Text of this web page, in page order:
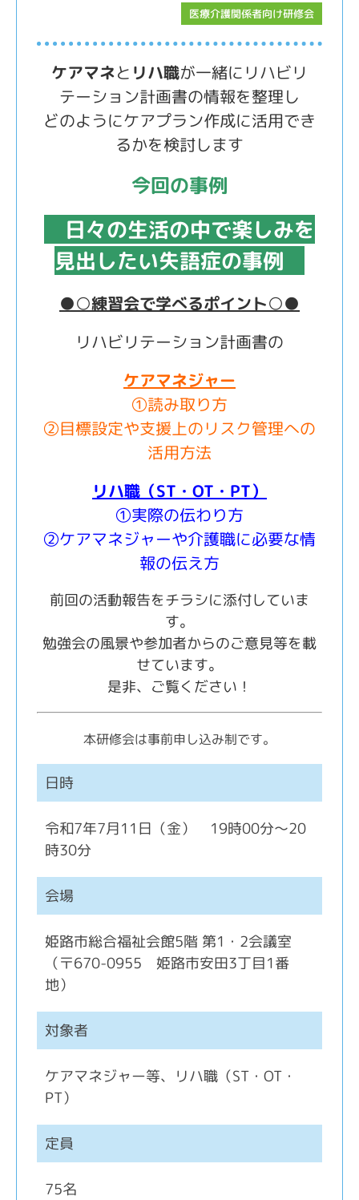
医療介護関係者向け研修会
ケアマネと リハ職が一緒にリハビリ
テーション計画書の情報を整理し
どのようにケアプラン作成に活用でき
るかを検討します
今回の事例
日々の生活の中で楽しみを
見出したい失語症の事例
●○練習会で学べるポイント○●
リハビリテーション計画書の
ケアマネジャー
①読み取り方
②目標設定や支援上のリスク管理への
活用方法
リハ職（ST・OT・PT）
①実際の伝わり方
②ケアマネジャーや介護職に必要な情
報の伝え方
前回の活動報告をチラシに添付していま
す。
勉強会の風景や参加者からのご意見等を載
せています。
是非、ご覧ください！
本研修会は事前申し込み制です。
日時
令和7年7月11日（金） 19時00分～20
時30分
会場
姫路市総合福祉会館5階 第1・2会議室
（〒670-0955 姫路市安田3丁目1番
地）
対象者
ケアマネジャー等、リハ職（ST・OT・
PT）
定員
75名